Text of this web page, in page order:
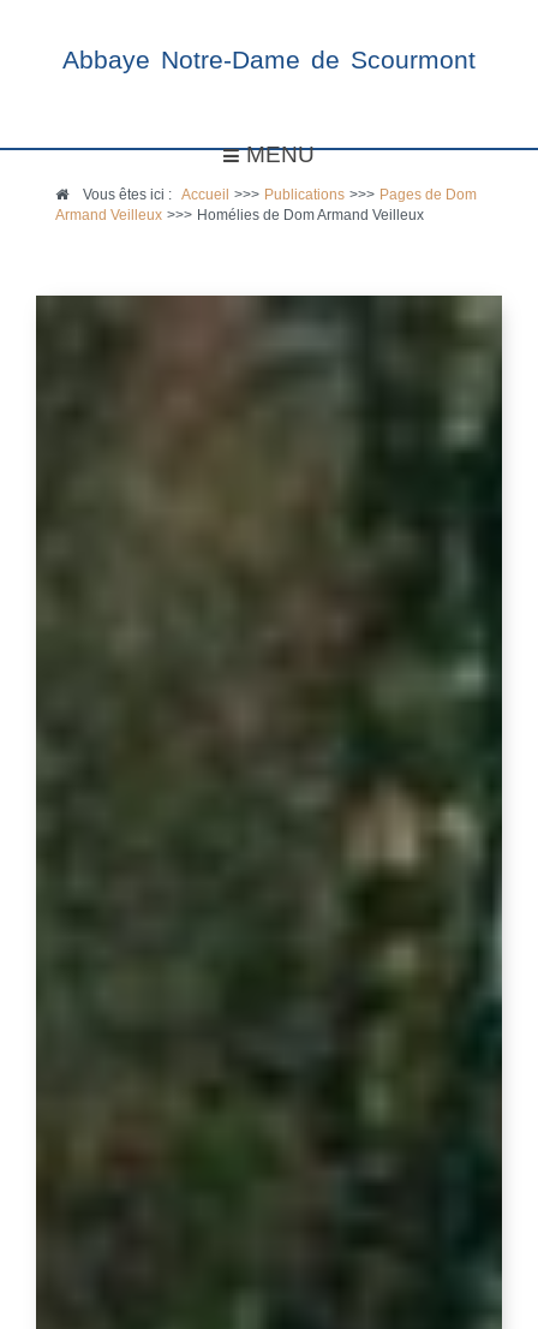
Abbaye Notre-Dame de Scourmont
MENU
Vous êtes ici :Accueil >>> Publications >>> Pages de Dom
Armand Veilleux >>> Homélies de Dom Armand Veilleux